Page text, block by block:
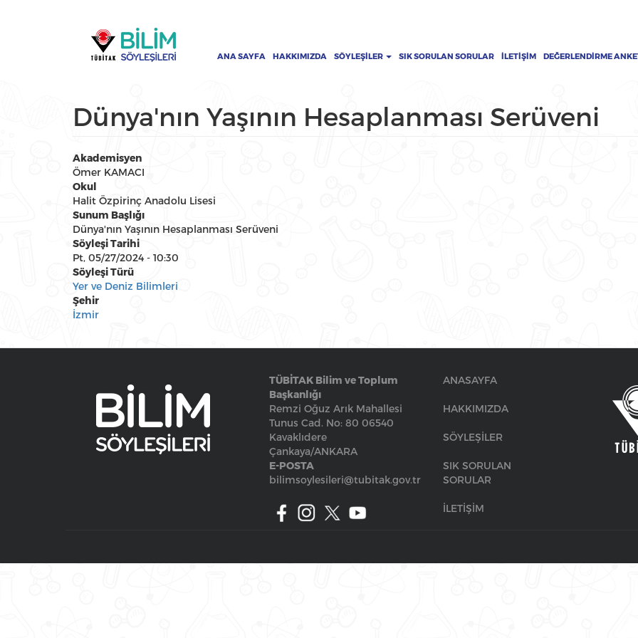
gezinti
menüsü
ANA SAYFA HAKKIMIZDA SÖYLEŞILER SIK SORULAN SORULAR İLETIŞIM DEĞERLENDIRME
Dünya'nın Yaşının Hesaplanması Serüveni
Akademisyen
Ömer KAMACI
Okul
Halit Özpirinç Anadolu Lisesi
Sunum Başlığı
Dünya'nın Yaşının Hesaplanması Serüveni
Söyleşi Tarihi
Pt, 05/27/2024 - 10:30
Söyleşi Türü
Yer ve Deniz Bilimleri
Şehir
İzmir
TÜBİTAK Bilim ve Toplum
Başkanlığı
Remzi Oğuz Arık Mahallesi
Tunus Cad. No: 80 06540
Kavaklıdere
Çankaya/ANKARA
E-POSTA
bilimsoylesileri@tubitak.gov.tr
ANASAYFA
HAKKIMIZDA
SÖYLEŞİLER
SIK SORULAN
SORULAR
İLETİŞİM